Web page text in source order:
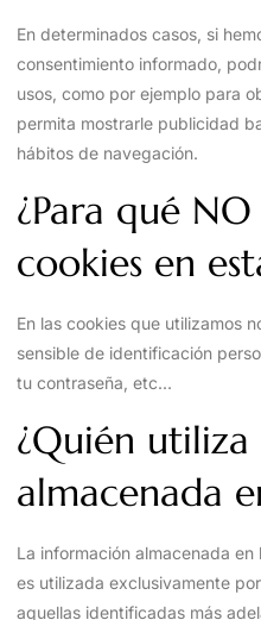
En determinados casos, si
consentimiento informado,
usos, como por ejemplo para
permita mostrarle publicidad
hábitos de navegación.
¿Para qué
cookies en
En las cookies que utilizamos
sensible de identificación
tu contraseña, etc...
¿Quién
almacenada
La información almacenada
es utilizada exclusivamente
aquellas identificadas más